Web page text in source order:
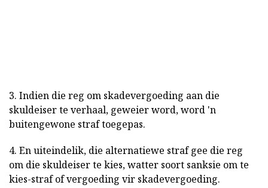
3. Indien die reg om skadevergoeding aan die
skuldeiser te verhaal, geweier word, word 'n
buitengewone straf toegepas.
4. En uiteindelik, die alternatiewe straf gee die reg
om die skuldeiser te kies, watter soort sanksie om te
kies-straf of vergoeding vir skadevergoeding.